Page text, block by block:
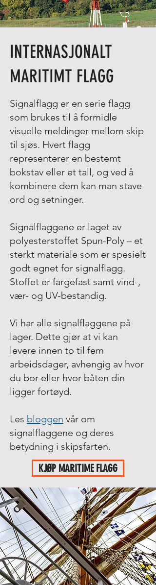
INTERNASJONALT
MARITIMT FLAGG
Signalflagg er en serie flagg
som brukes til å formidle
visuelle meldinger mellom skip
til sjøs. Hvert flagg
representerer en bestemt
bokstav eller et tall, og ved å
kombinere dem kan man stave
ord og setninger.
Signalflaggene er laget av
polyesterstoffet Spun-Poly – et
sterkt materiale som er spesielt
godt egnet for signalflagg.
Stoffet er fargefast samt vind-,
vær- og UV-bestandig.
Vi har alle signalflaggene på
lager. Dette gjør at vi kan
levere innen to til fem
arbeidsdager, avhengig av hvor
du bor eller hvor båten din
ligger fortøyd.
Les bloggen vår om
signalflaggene og deres
betydning i skipsfarten.
KJØP MARITIME FLAGG